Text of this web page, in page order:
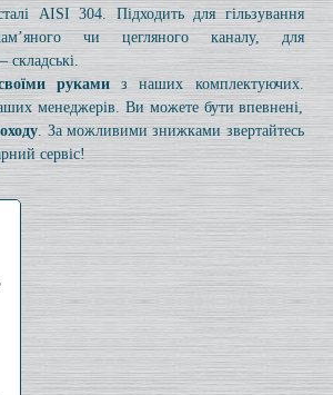
AISI 304. Підходить для гільзування
чи цегляного каналу, для
складські.
рукамиз наших комплектуючих.
менеджерів. Ви можете бути впевнені,
. За можливими знижками звертайтесь
сервіс!